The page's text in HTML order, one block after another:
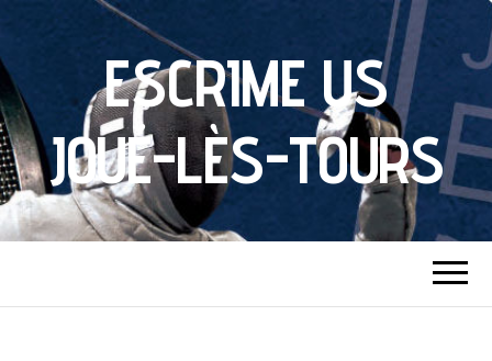
ESCRIME US
JOUÉ-LÈS-TOURS